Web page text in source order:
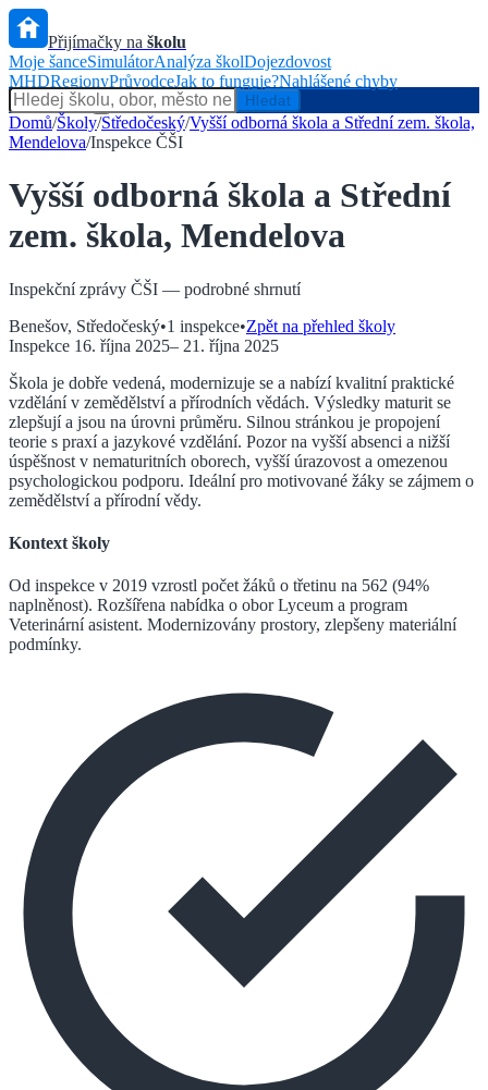
Přijímačky na školu
Moje šanceSimulátorAnalýza školDojezdovost
MHDRegionyPrůvodceJak to funguje?Nahlášené chyby
Hlídač státu
Hledat
Domů/Školy/Středočeský/Vyšší odborná škola a Střední zem. škola,
Mendelova/Inspekce ČŠI
Vyšší odborná škola a Střední
zem. škola, Mendelova
Inspekční zprávy ČŠI — podrobné shrnutí
Benešov, Středočeský•1 inspekce•Zpět na přehled školy
Inspekce 16. října 2025– 21. října 2025
Škola je dobře vedená, modernizuje se a nabízí kvalitní praktické
vzdělání v zemědělství a přírodních vědách. Výsledky maturit se
zlepšují a jsou na úrovni průměru. Silnou stránkou je propojení
teorie s praxí a jazykové vzdělání. Pozor na vyšší absenci a nižší
úspěšnost v nematuritních oborech, vyšší úrazovost a omezenou
psychologickou podporu. Ideální pro motivované žáky se zájmem o
zemědělství a přírodní vědy.
Kontext školy
Od inspekce v 2019 vzrostl počet žáků o třetinu na 562 (94%
naplněnost). Rozšířena nabídka o obor Lyceum a program
Veterinární asistent. Modernizovány prostory, zlepšeny materiální
podmínky.